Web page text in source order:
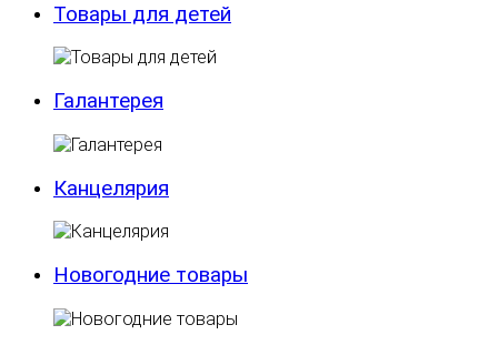
Товары для детей
Галантерея
Канцелярия
Новогодние товары